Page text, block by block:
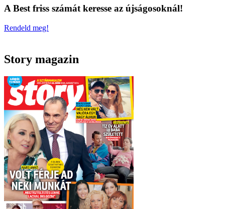
A Best friss számát keresse az újságosoknál!
Rendeld meg!
Story magazin